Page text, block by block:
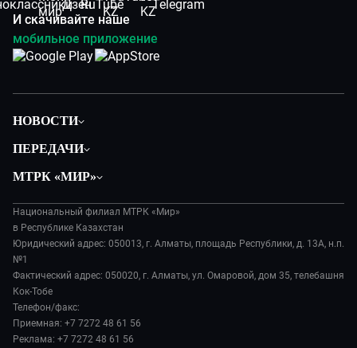
И скачивайте наше
мобильное приложение
НОВОСТИ
Экономика
Происшествия
Наука и технологии
Здоровье и медицина
Спорт
Авто
Культура
ПЕРЕДАЧИ
Вместе выгодно
Евразия. Культурно
Евразия. Регионы
Наши иностранцы
Пять причин поехать в...
Сделано в Содружестве
МТРК «МИР»
История
Руководство
Лица мира
Пресса о нас
Карьера
Национальный филиал МТРК «Мир»
в Республике Казахстан
Юридический адрес: 050013, г. Алматы, площадь Республики, д. 13А, н.п.
№1
Фактический адрес: 050020, г. Алматы, ул. Омаровой, дом 35, телебашня
Кок-Тобе
Телефон/факс:
Приемная: +7 7272 48 61 56
Реклама: +7 7272 48 61 56